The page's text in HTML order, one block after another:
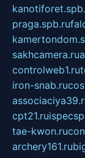
praga.spb.ru
sakhcamera.ru
controlweb1.ru
iron-snab.ru
cpt21.ru
tae-kwon.ru
archery161.ru